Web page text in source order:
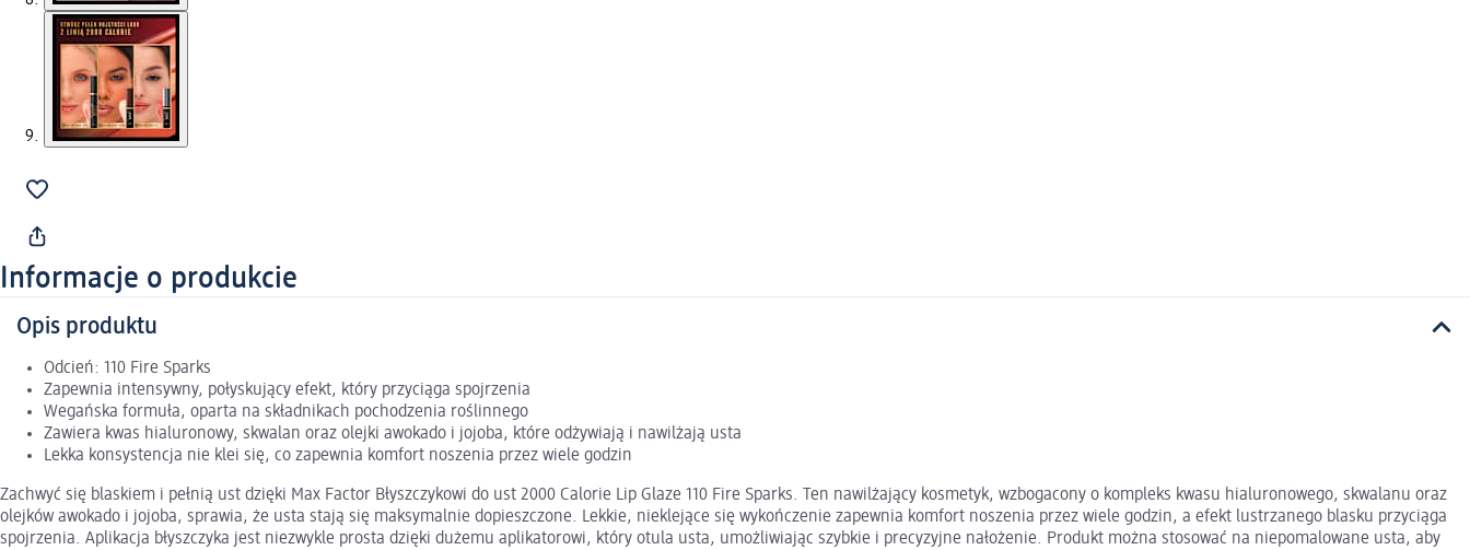
Informacje o produkcie
Opis produktu
Odcień: 110 Fire Sparks
Zapewnia intensywny, połyskujący efekt, który przyciąga spojrzenia
Wegańska formuła, oparta na składnikach pochodzenia roślinnego
Zawiera kwas hialuronowy, skwalan oraz olejki awokado i jojoba, które odżywiają i nawilżają usta
Lekka konsystencja nie klei się, co zapewnia komfort noszenia przez wiele godzin
Zachwyć się blaskiem i pełnią ust dzięki Max Factor Błyszczykowi do ust 2000 Calorie Lip Glaze 110 Fire Sparks. Ten nawilżający kosmetyk, wzbogacony o kompleks kwasu hialuronowego, skwalanu oraz
olejków awokado i jojoba, sprawia, że usta stają się maksymalnie dopieszczone. Lekkie, nieklejące się wykończenie zapewnia komfort noszenia przez wiele godzin, a efekt lustrzanego blasku przyciąga
spojrzenia. Aplikacja błyszczyka jest niezwykle prosta dzięki dużemu aplikatorowi, który otula usta, umożliwiając szybkie i precyzyjne nałożenie. Produkt można stosować na niepomalowane usta, aby